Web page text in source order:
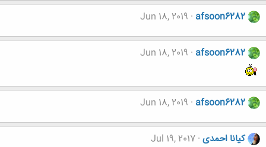
afsoon6282
Jun 18, 2019
afsoon6282
Jun 18, 2019
afsoon6282
Jun 18, 2019
کیانا احمدی Jul 19, 2017